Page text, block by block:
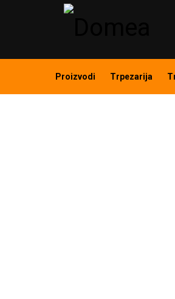
Proizvodi Trpezarija